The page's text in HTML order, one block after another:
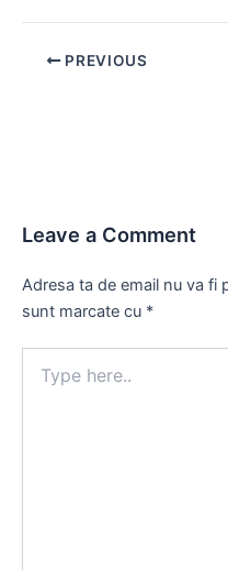
Post PREVIOUS
Leave a Comment
Adresa ta de email nu va fi
sunt marcate cu *
here..